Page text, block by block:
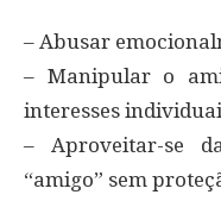
– Abusar
– Manipular o
interesses
– Aproveitar-se
“amigo” sem